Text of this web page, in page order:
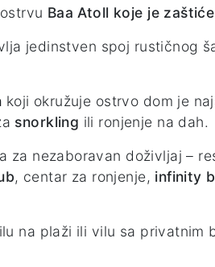
Baa Atoll koje je
jedinstven spoj rustičnog
koji okružuje ostrvo dom je
snorkling ili ronjenje na dah.
za nezaboravan doživljaj –
, centar za ronjenje, infinity
na plaži ili vilu sa privatnim